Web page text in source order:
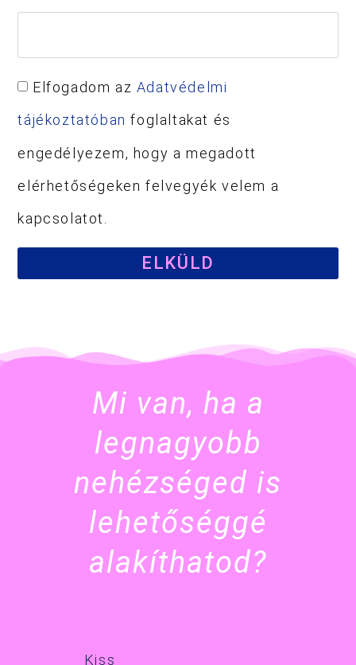
Elfogadom az Adatvédelmi
tájékoztatóbanfoglaltakat és
engedélyezem, hogy a megadott
elérhetőségeken felvegyék velem a
kapcsolatot.
ELKÜLD
Mi van, ha a
legnagyobb
nehézséged is
lehetőséggé
alakíthatod?